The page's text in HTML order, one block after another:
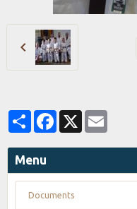
PartagerFacebook
X
Menu
Documents